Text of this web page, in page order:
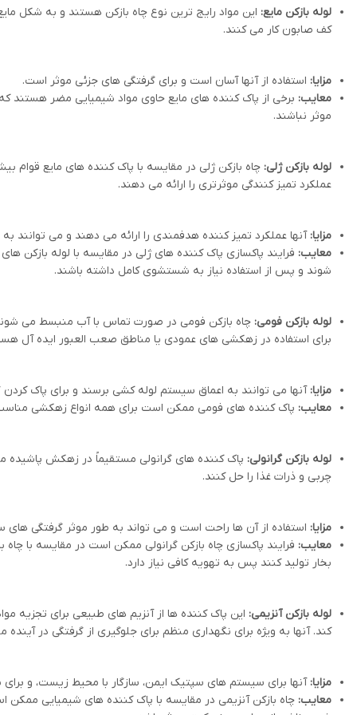
لوله بازکن مایع: این مواد رایج ترین نوع چاه بازکن هستند و به شکل
کف صابون کار می کنند.
مزایا: استفاده از آنها آسان است و برای گرفتگی های جزئی موثر است.
معایب: برخی از پاک کننده های مایع حاوی مواد شیمیایی مضر هستند
موثر نباشند.
لوله بازکن ژلی: چاه بازکن ژلی در مقایسه با پاک کننده های مایع قوام
عملکرد تمیز کنندگی موثرتری را ارائه می دهند.
مزایا: آنها عملکرد تمیز کننده هدفمندی را ارائه می دهند و می
معایب: فرایند پاکسازی پاک کننده های ژلی در مقایسه با لوله
شوند و پس از استفاده نیاز به شستشوی کامل داشته باشند.
لوله بازکن فومی: چاه بازکن فومی در صورت تماس با آب منبسط می شوند
برای استفاده در زهکشی های عمودی یا مناطق صعب العبور ایده آل
مزایا: آنها می توانند به اعماق سیستم لوله کشی برسند و برای پاک
معایب: پاک کننده های فومی ممکن است برای همه انواع زهکشی
لوله بازکن گرانولی: پاک کننده های گرانولی مستقیماً در زهکش پاشیده
چربی و ذرات غذا را حل کنند.
مزایا: استفاده از آن ها راحت است و می تواند به طور موثر گرفتگی
معایب: فرایند پاکسازی چاه بازکن گرانولی ممکن است در مقایسه
بخار تولید کنند پس به تهویه کافی نیاز دارد.
لوله بازکن آنزیمی: این پاک کننده ها از آنزیم های طبیعی برای تجزیه
کند. آنها به ویژه برای نگهداری منظم برای جلوگیری از گرفتگی در
مزایا: آنها برای سیستم های سپتیک ایمن، سازگار با محیط زیست، و
معایب: چاه بازکن آنزیمی در مقایسه با پاک کننده های شیمیایی